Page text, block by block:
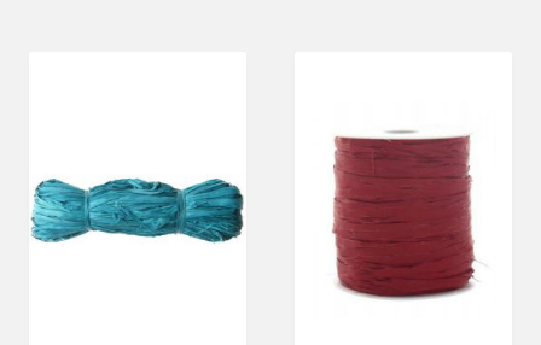
SOIRÉE
OCCASIONS